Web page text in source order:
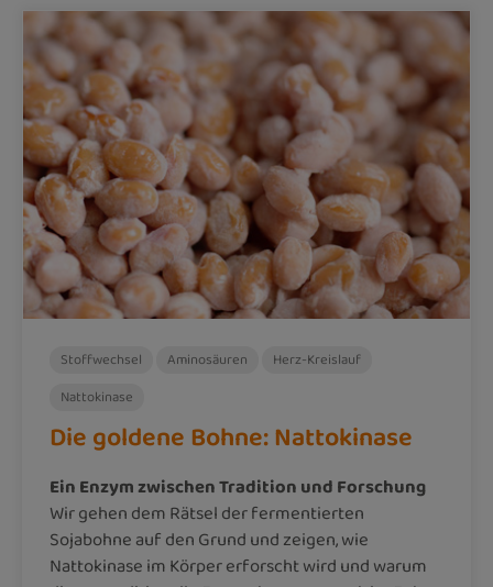
Stoffwechsel Aminosäuren
Herz-Kreislauf
Nattokinase
Die goldene Bohne: Nattokinase
Ein Enzym zwischen Tradition und Forschung
Wir gehen dem Rätsel der fermentierten
Sojabohne auf den Grund und zeigen, wie
Nattokinase im Körper erforscht wird und warum